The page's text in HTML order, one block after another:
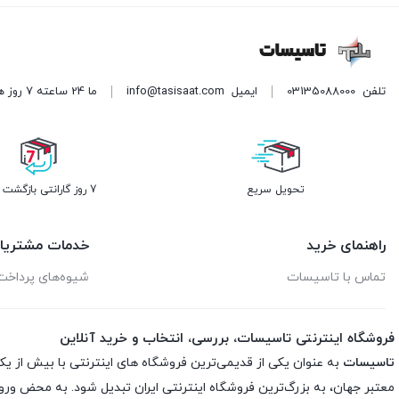
تلفن 03135088000 ایمیل info@tasisaat.com ما 24 ساعته 7 روز هفته پاسخگوی شما هستیم. (برای ویرایش این متن به پیکربندی پوسته > تب برچسب‌ها مراجعه نمایید.)
تحویل سریع 7 روز گارانتی بازگشت وجه
راهنمای خرید
تماس با تاسیسات
خدمات
شیوه‌های
فروشگاه اینترنتی تاسیسات، بررسی، انتخاب و خرید آنلاین
تاسیسات به عنوان یکی از قدیمی‌ترین فروشگاه های اینترنتی با بیش از
معتبر جهان، به بزرگ‌ترین فروشگاه اینترنتی ایران تبدیل شود. به محض